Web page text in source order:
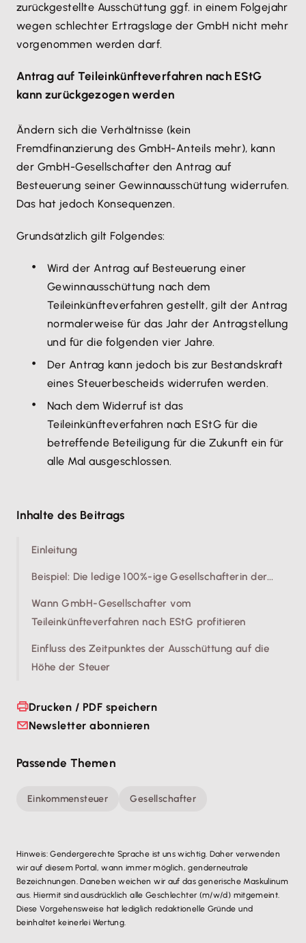
zurückgestellte Ausschüttung ggf. in einem Folgejahr
wegen schlechter Ertragslage der GmbH nicht mehr
vorgenommen werden darf.
Antrag auf Teileinkünfteverfahren nach EStG
kann zurückgezogen werden
Ändern sich die Verhältnisse (kein
Fremdfinanzierung des GmbH-Anteils mehr), kann
der GmbH-Gesellschafter den Antrag auf
Besteuerung seiner Gewinnausschüttung widerrufen.
Das hat jedoch Konsequenzen.
Grundsätzlich gilt Folgendes:
Wird der Antrag auf Besteuerung einer
Gewinnausschüttung nach dem
Teileinkünfteverfahren gestellt, gilt der Antrag
normalerweise für das Jahr der Antragstellung
und für die folgenden vier Jahre.
Der Antrag kann jedoch bis zur Bestandskraft
eines Steuerbescheids widerrufen werden.
Nach dem Widerruf ist das
Teileinkünfteverfahren nach EStG für die
betreffende Beteiligung für die Zukunft ein für
alle Mal ausgeschlossen.
Inhalte des Beitrags
Einleitung
Beispiel: Die ledige 100%-ige Gesellschafterin der...
Wann GmbH-Gesellschafter vom
Teileinkünfteverfahren nach EStG profitieren
Einfluss des Zeitpunktes der Ausschüttung auf die
Höhe der Steuer
Drucken / PDF speichern
Newsletter abonnieren
Passende Themen
Einkommensteuer Gesellschafter
Hinweis: Gendergerechte Sprache ist uns wichtig. Daher verwenden
wir auf diesem Portal, wann immer möglich, genderneutrale
Bezeichnungen. Daneben weichen wir auf das generische Maskulinum
aus. Hiermit sind ausdrücklich alle Geschlechter (m/w/d) mitgemeint.
Diese Vorgehensweise hat lediglich redaktionelle Gründe und
beinhaltet keinerlei Wertung.